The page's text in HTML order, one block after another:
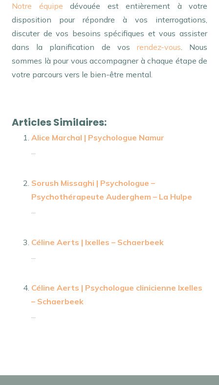
Notre équipe dévouée est entièrement à votre
disposition pour répondre à vos interrogations,
discuter de vos besoins spécifiques et vous assister
dans la planification de vos rendez-vous. Nous
sommes là pour vous accompagner à chaque étape de
votre parcours vers le bien-être mental.
Articles Similaires:
Alice Marchal | Psychologue Namur
Sorush Missaghi | Psychologue –
Psychothérapeute Auderghem – La Hulpe
Céline Aerts | Ixelles – Schaerbeek
Céline Aerts | Psychologue clinicienne Ixelles
– Schaerbeek